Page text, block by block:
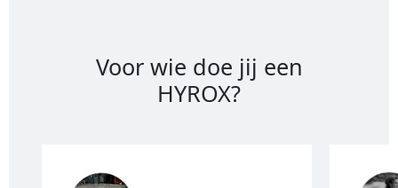
Voor wie doe jij een
HYROX?